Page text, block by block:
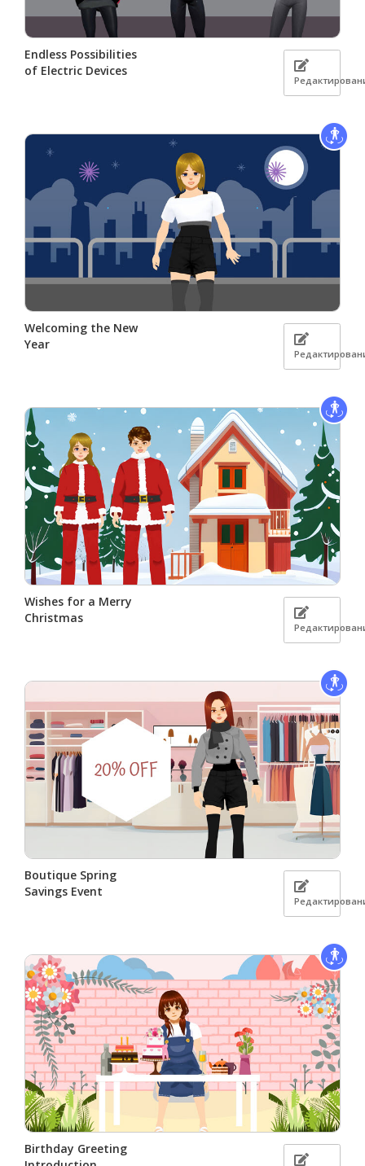
Endless Possibilities
of Electric Devices
Welcoming the New
Year
Wishes for a Merry
Christmas
Boutique Spring
Savings Event
Birthday Greeting